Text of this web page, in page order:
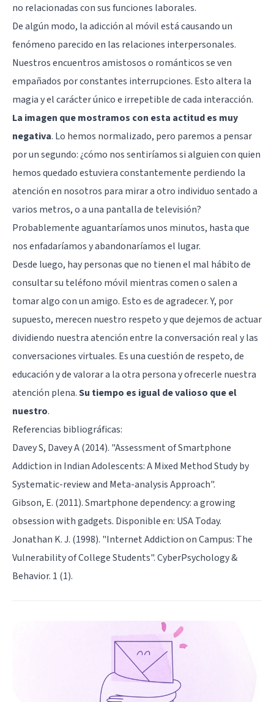
no relacionadas con sus funciones laborales.
De algún modo, la adicción al móvil está causando un
fenómeno parecido en las relaciones interpersonales.
Nuestros encuentros amistosos o románticos se ven
empañados por constantes interrupciones. Esto altera la
magia y el carácter único e irrepetible de cada interacción.
La imagen que mostramos con esta actitud es muy
negativa. Lo hemos normalizado, pero paremos a pensar
por un segundo: ¿cómo nos sentiríamos si alguien con quien
hemos quedado estuviera constantemente perdiendo la
atención en nosotros para mirar a otro individuo sentado a
varios metros, o a una pantalla de televisión?
Probablemente aguantaríamos unos minutos, hasta que
nos enfadaríamos y abandonaríamos el lugar.
Desde luego, hay personas que no tienen el mal hábito de
consultar su teléfono móvil mientras comen o salen a
tomar algo con un amigo. Esto es de agradecer. Y, por
supuesto, merecen nuestro respeto y que dejemos de actuar
dividiendo nuestra atención entre la conversación real y las
conversaciones virtuales. Es una cuestión de respeto, de
educación y de valorar a la otra persona y ofrecerle nuestra
atención plena.Su tiempo es igual de valioso que el
nuestro.
Referencias bibliográficas:
Davey S, Davey A (2014). "Assessment of Smartphone
Addiction in Indian Adolescents: A Mixed Method Study by
Systematic-review and Meta-analysis Approach".
Gibson, E. (2011). Smartphone dependency: a growing
obsession with gadgets. Disponible en: USA Today.
Jonathan K. J. (1998). "Internet Addiction on Campus: The
Vulnerability of College Students". CyberPsychology &
Behavior. 1 (1).